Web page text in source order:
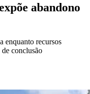
abandono
enquanto recursos
de conclusão